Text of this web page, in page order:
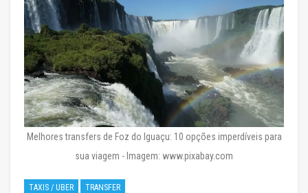
Melhores transfers de Foz do Iguaçu: 10 opções imperdíveis para
sua viagem - Imagem: www.pixabay.com
TAXIS / UBER TRANSFER